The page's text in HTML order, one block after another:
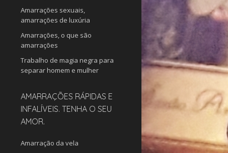
Amarrações sexuais,
amarrações de luxúria
Amarrações, o que são
amarrações
Trabalho de magia negra para
separar homem e mulher
AMARRAÇÕES RÁPIDAS E
INFALÍVEIS. TENHA O SEU
AMOR.
Amarração da vela